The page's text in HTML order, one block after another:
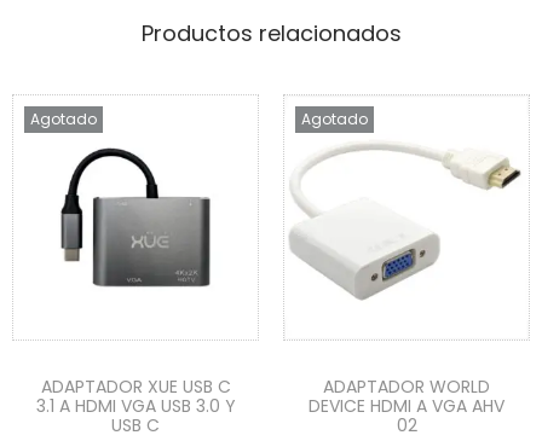
Productos relacionados
Agotado
ADAPTADOR XUE USB C
3.1 A HDMI VGA USB 3.0 Y
USB C
Agotado
ADAPTADOR WORLD
DEVICE HDMI A VGA AHV
02